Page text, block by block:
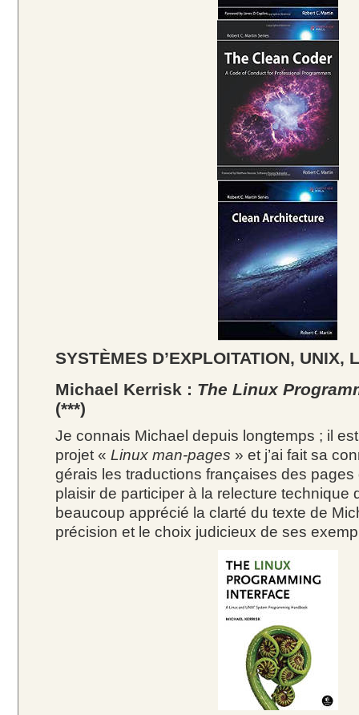
SYSTÈMES D’EXPLOITATION, UNIX,
Michael Kerrisk : The Linux
(***)
Je connais Michael depuis longtemps ; il
projet « Linux man-pages » et j’ai fait sa
gérais les traductions françaises des pages
plaisir de participer à la relecture technique
beaucoup apprécié la clarté du texte de
précision et le choix judicieux de ses